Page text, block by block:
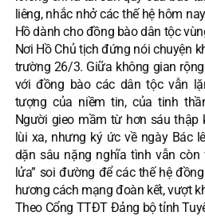
liêng, nhắc nhở các thế hệ hôm
Hồ dành cho đồng bào dân tộc
Nơi Hồ Chủ tịch đứng nói chuyện
trường 26/3. Giữa không gian
với đồng bào các dân tộc vẫn
tượng của niềm tin, của tinh
Người gieo mầm từ hơn sáu thập
lùi xa, nhưng ký ức về ngày Bác
dặn sâu nặng nghĩa tình vẫn còn
lửa” soi đường để các thế hệ
hương cách mạng đoàn kết, vượt
Theo Cổng TTĐT Đảng bộ tỉnh